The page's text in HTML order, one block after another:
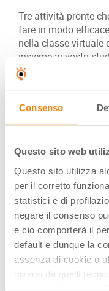
Consenso
Questo sito web
Questo sito utilizza
per il corretto
statistici e di
negare il consenso
e ciò comporterà il
default e dunque la
assenza di cookie o
diversi da quelli
Tre attività pronte
fare in modo
nella classe virtuale
insieme ai vostri
A questo link
A questo link
A questo link
della
Qui sotto
dedicato alle